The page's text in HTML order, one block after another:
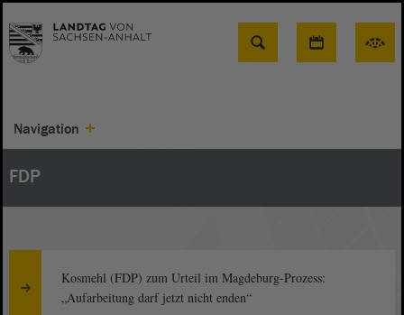
Suche
Navigation
FDP
Kosmehl (FDP) zum Urteil im Magdeburg-Prozess:
„Aufarbeitung darf jetzt nicht enden“